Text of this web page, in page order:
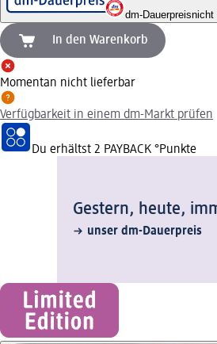
dm-Dauerpreisnicht
In den Warenkorb
Momentan nicht lieferbar
Verfügbarkeit in einem dm-Markt prüfen
Du erhältst 2 PAYBACK °Punkte
Gestern, heute,
unser dm-Dauerpreis